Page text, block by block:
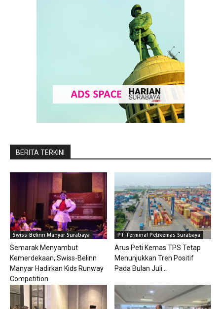
BERITA TERKINI
Swiss-Belinn Manyar Surabaya
Semarak Menyambut
Kemerdekaan, Swiss-Belinn
Manyar Hadirkan Kids Runway
Competition
PT Terminal Petikemas Surabaya
Arus Peti Kemas TPS Tetap
Menunjukkan Tren Positif
Pada Bulan Juli...